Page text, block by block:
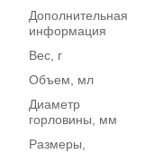
Дополнительная
информация
Вес, г
Объем, мл
Диаметр
горловины, мм
Размеры,